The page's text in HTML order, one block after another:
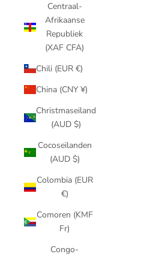
Centraal-
Afrikaanse
Republiek
(XAF CFA)
Chili (EUR €)
China (CNY ¥)
Christmaseiland
(AUD $)
Cocoseilanden
(AUD $)
Colombia (EUR
€)
Comoren (KMF
Fr)
Congo-